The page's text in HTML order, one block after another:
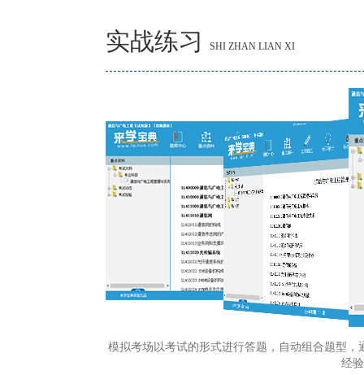
实战练习 SHI ZHAN LIAN XI
模拟考场以考试的形式进行答题，自动组合题型
经